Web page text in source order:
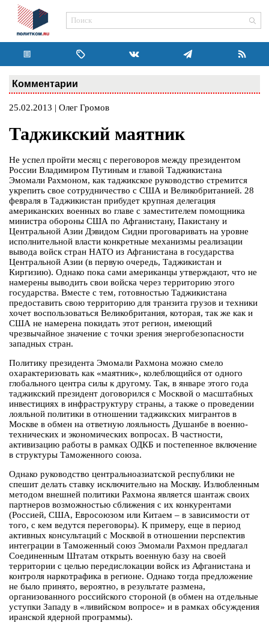
Комментарии
25.02.2013 | Олег Громов
Таджикский маятник
Не успел пройти месяц с переговоров между президентом
России Владимиром Путиным и главой Таджикистана
Эмомали Рахмоном, как таджикское руководство стремится
укрепить свое сотрудничество с США и Великобританией. 28
февраля в Таджикистан прибудет крупная делегация
американских военных во главе с заместителем помощника
министра обороны США по Афганистану, Пакистану и
Центральной Азии Дэвидом Сидни проговаривать на уровне
исполнительной власти конкретные механизмы реализации
вывода войск стран НАТО из Афганистана в государства
Центральной Азии (в первую очередь, Таджикистан и
Киргизию). Однако пока сами американцы утверждают, что не
намерены выводить свои войска через территорию этого
государства. Вместе с тем, готовностью Таджикистана
предоставить свою территорию для транзита грузов и техники
хочет воспользоваться Великобритания, которая, так же как и
США не намерена покидать этот регион, имеющий
чрезвычайное значение с точки зрения энергобезопасности
западных стран.
Политику президента Эмомали Рахмона можно смело
охарактеризовать как «маятник», колеблющийся от одного
глобального центра силы к другому. Так, в январе этого года
таджикский президент договорился с Москвой о масштабных
инвестициях в инфраструктуру страны, а также о проведении
лояльной политики в отношении таджикских мигрантов в
Москве в обмен на ответную лояльность Душанбе в военно-
технических и экономических вопросах. В частности,
активизацию работы в рамках ОДКБ и постепенное включение
в структуры Таможенного союза.
Однако руководство центральноазиатской республики не
спешит делать ставку исключительно на Москву. Излюбленным
методом внешней политики Рахмона является шантаж своих
партнеров возможностью сближения с их конкурентами
(Россией, США, Евросоюзом или Китаем – в зависимости от
того, с кем ведутся переговоры). К примеру, еще в период
активных консультаций с Москвой в отношении перспектив
интеграции в Таможенный союз Эмомали Рахмон предлагал
Соединенным Штатам открыть военную базу на своей
территории с целью передислокации войск из Афганистана и
контроля наркотрафика в регионе. Однако тогда предложение
не было принято, вероятно, в результате размена,
организованного российского стороной (в обмен на отдельные
уступки Западу в «ливийском вопросе» и в рамках обсуждения
иранской ядерной программы).